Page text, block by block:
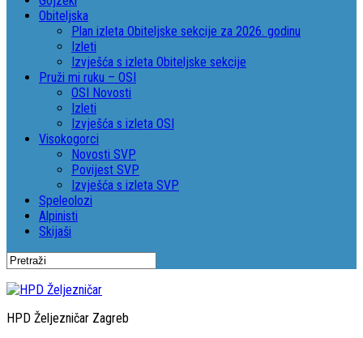
Obiteljska
Plan izleta Obiteljske sekcije za 2026. godinu
Izleti
Izvješća s izleta Obiteljske sekcije
Pruži mi ruku – OSI
OSI Novosti
Izleti
Izvješća s izleta OSI
Visokogorci
Novosti SVP
Povijest SVP
Izvješća s izleta SVP
Speleolozi
Alpinisti
Skijaši
HPD Željezničar Zagreb